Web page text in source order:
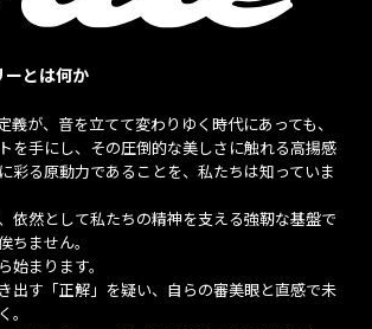
ーとは何か
義が、音を立てて変わりゆく時代にあっても、
を手にし、その圧倒的な美しさに触れる高揚感
彩る原動力であることを、私たちは知っていま
依然として私たちの精神を支える強靭な基盤で
ちません。
始まります。
出す「正解」を疑い、自らの審美眼と直感で未